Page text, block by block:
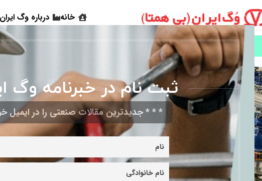
ثبت نام در خبرنامه وگ
* * * جدیدترین مقالات صنعتی را در ایمیل
خانه درباره وگ
2- نفت و گاز